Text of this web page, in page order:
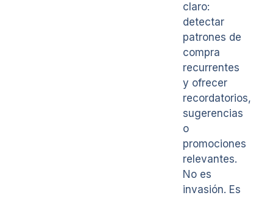
claro:
detectar
patrones de
compra
recurrentes
y ofrecer
recordatorios,
sugerencias
o
promociones
relevantes.
No es
invasión. Es